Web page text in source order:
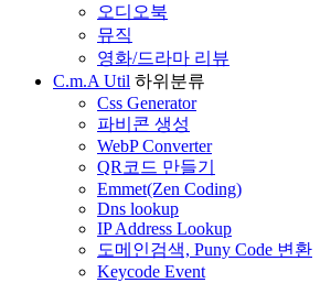
오디오북
뮤직
영화/드라마 리뷰
C.m.A Util 하위분류
Css Generator
파비콘 생성
WebP Converter
QR코드 만들기
Emmet(Zen Coding)
Dns lookup
IP Address Lookup
도메인검색, Puny Code 변환
Keycode Event